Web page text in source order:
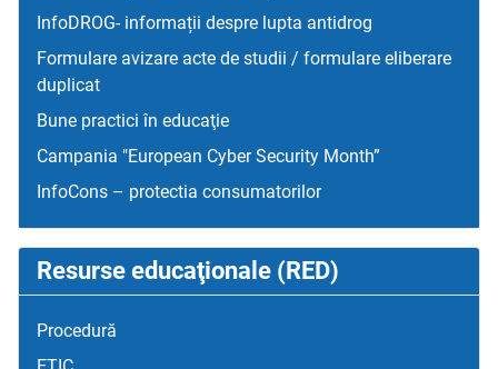
InfoDROG- informații despre lupta antidrog
Formulare avizare acte de studii / formulare eliberare
duplicat
Bune practici în educaţie
Campania "European Cyber Security Month”
InfoCons – protectia consumatorilor
Resurse educaţionale (RED)
Procedură